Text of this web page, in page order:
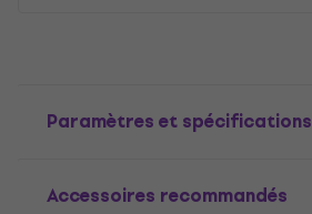
Paramètres et spécifications
Accessoires recommandés